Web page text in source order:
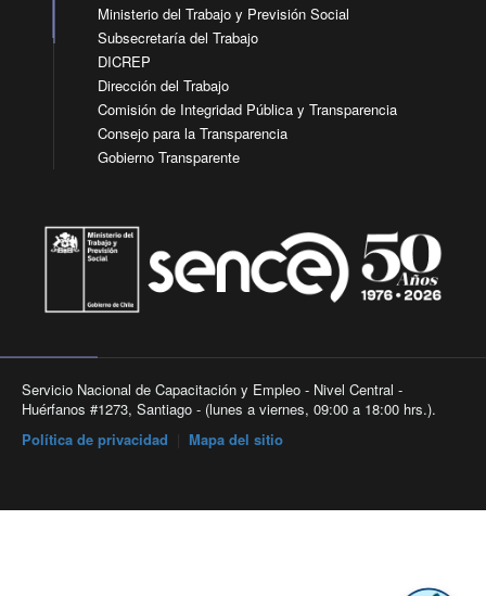
Ministerio del Trabajo y Previsión Social
Subsecretaría del Trabajo
DICREP
Dirección del Trabajo
Comisión de Integridad Pública y Transparencia
Consejo para la Transparencia
Gobierno Transparente
Servicio Nacional de Capacitación y Empleo - Nivel Central -
Huérfanos #1273, Santiago - (lunes a viernes, 09:00 a 18:00 hrs.).
Política de privacidad
Mapa del sitio